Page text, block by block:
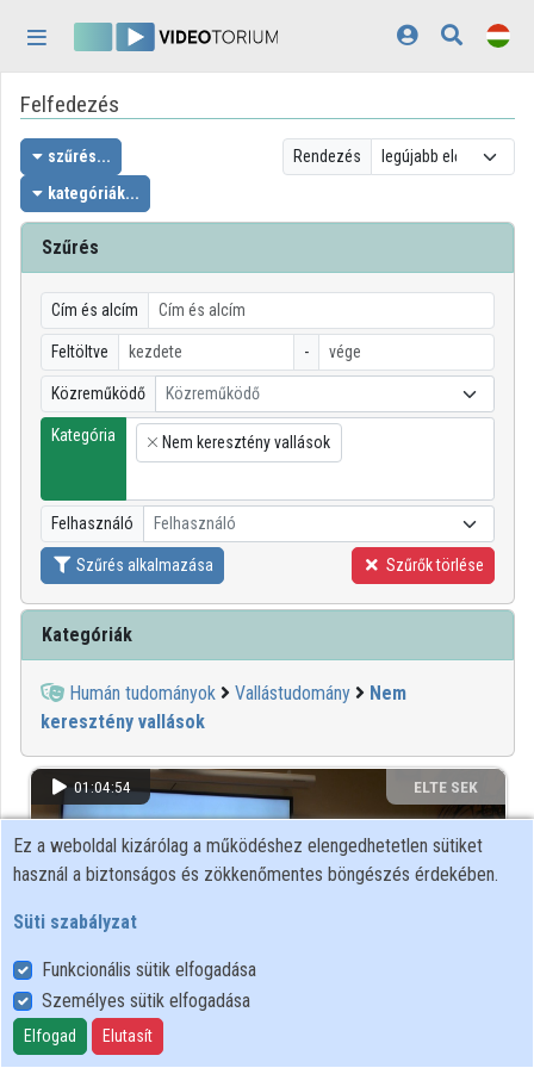
Kezdőlap
Bejelentkezés
Felfedezés
Kategóriák
Lejátszási listák
Intézmények
Közreműködők
világos
Felfedezés
szűrés...
kategóriák...
Rendezés
Szűrés
Cím és alcím
Feltöltve -
Közreműködő Közreműködő
Kategória
×
Nem keresztény vallások
Felhasználó Felhasználó
Szűrés alkalmazása Szűrők törlése
Kategóriák
Humán tudományok Vallástudomány
Nem
keresztény vallások
01:04:54
ELTE SEK
KÖNYVTÁRA
Az élet eseményei a zsidó halaha tükrében
Ez a weboldal kizárólag a működéshez elengedhetetlen sütiket
használ a biztonságos és zökkenőmentes böngészés érdekében.
Süti szabályzat
Funkcionális sütik elfogadása
Személyes sütik elfogadása
Elfogad Elutasít